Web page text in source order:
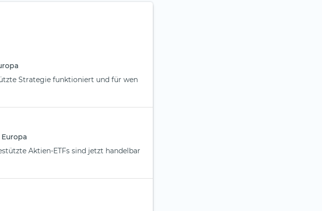
Strategie funktioniert und für wen
Aktien-ETFs sind jetzt handelbar